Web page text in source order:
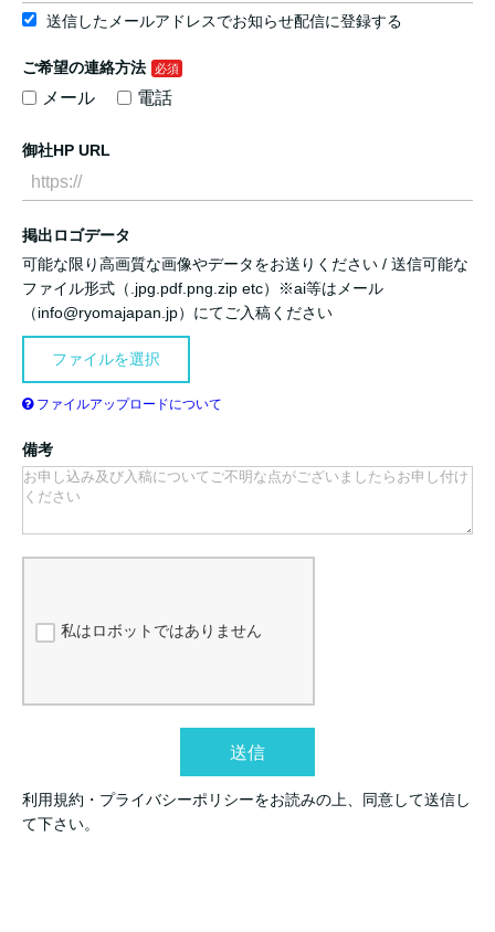
送信したメールアドレスでお知らせ配信に登録する
ご希望の連絡方法
メール 電話
御社HP URL
掲出ロゴデータ
可能な限り高画質な画像やデータをお送りください / 送信可能な
ファイル形式（.jpg.pdf.png.zip etc）※ai等はメール
（info@ryomajapan.jp）にてご入稿ください
ファイルを選択
ファイルアップロードについて
備考
私はロボットではありません
送信
利用規約・プライバシーポリシーをお読みの上、同意して送信し
て下さい。